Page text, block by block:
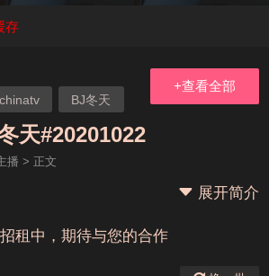
存
BJ冬天
+查看全部
天#20201022
播 > 正文
展开简介
大事件(19j网站发展历程)
租中，期待与您的合作